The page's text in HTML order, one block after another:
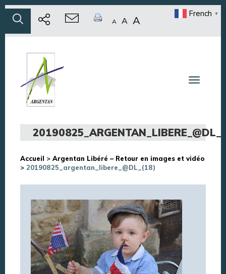
A A A
French ▼
Toggle
Accueil > Argentan Libéré – Retour en images et vidéo
> 20190825_argentan_libere_@DL_(18)